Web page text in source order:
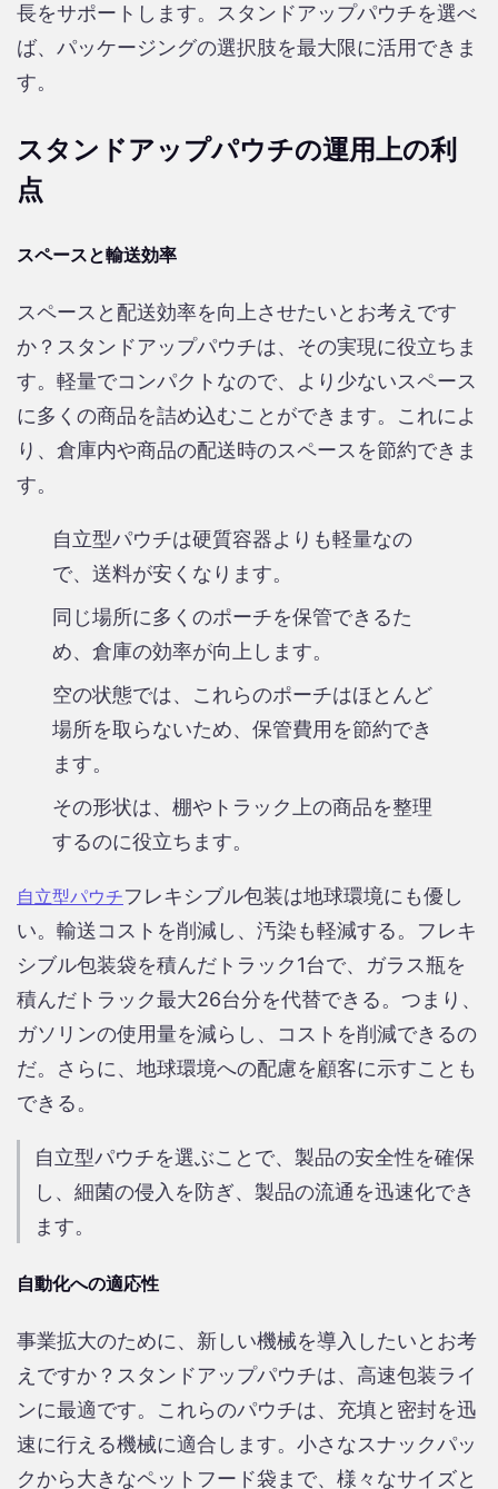
長をサポートします。スタンドアップパウチを選べ
ば、パッケージングの選択肢を最大限に活用できま
す。
スタンドアップパウチの運用上の利
点
スペースと輸送効率
スペースと配送効率を向上させたいとお考えです
か？スタンドアップパウチは、その実現に役立ちま
す。軽量でコンパクトなので、より少ないスペース
に多くの商品を詰め込むことができます。これによ
り、倉庫内や商品の配送時のスペースを節約できま
す。
自立型パウチは硬質容器よりも軽量なの
で、送料が安くなります。
同じ場所に多くのポーチを保管できるた
め、倉庫の効率が向上します。
空の状態では、これらのポーチはほとんど
場所を取らないため、保管費用を節約でき
ます。
その形状は、棚やトラック上の商品を整理
するのに役立ちます。
自立型パウチフレキシブル包装は地球環境にも優し
い。輸送コストを削減し、汚染も軽減する。フレキ
シブル包装袋を積んだトラック1台で、ガラス瓶を
積んだトラック最大26台分を代替できる。つまり、
ガソリンの使用量を減らし、コストを削減できるの
だ。さらに、地球環境への配慮を顧客に示すことも
できる。
自立型パウチを選ぶことで、製品の安全性を確保
し、細菌の侵入を防ぎ、製品の流通を迅速化でき
ます。
自動化への適応性
事業拡大のために、新しい機械を導入したいとお考
えですか？スタンドアップパウチは、高速包装ライ
ンに最適です。これらのパウチは、充填と密封を迅
速に行える機械に適合します。小さなスナックパッ
クから大きなペットフード袋まで、様々なサイズと